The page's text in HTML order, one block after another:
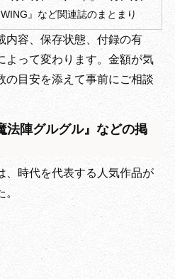
WING』など関連誌のまとまり
内容、保存状態、付録の有
よって変わります。金額が気
の目安を添えて事前にご相談
法陣グルグル』などの掲
、時代を代表する人気作品が